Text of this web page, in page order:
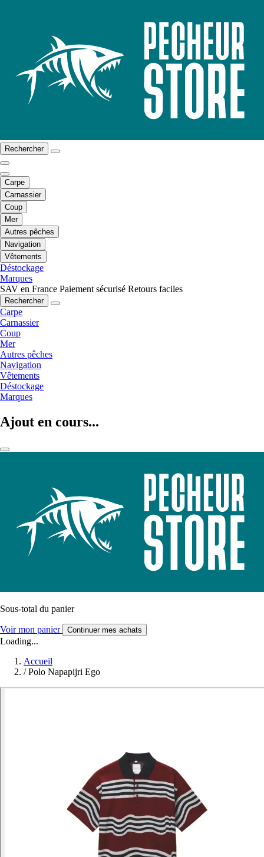
Rechercher
Carpe
Carnassier
Coup
Mer
Autres pêches
Navigation
Vêtements
Déstockage
Marques
SAV en France Paiement sécurisé Retours faciles
Rechercher
Carpe
Carnassier
Coup
Mer
Autres pêches
Navigation
Vêtements
Déstockage
Marques
Ajout en cours...
Sous-total du panier
Voir mon panier Continuer mes achats
Loading...
Accueil
/ Polo Napapijri Ego